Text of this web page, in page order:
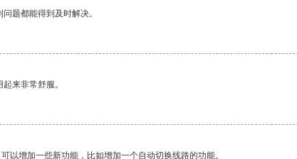
题都能得到及时解决。
来非常舒服。
以增加一些新功能，比如增加一个自动切换线路的功能。